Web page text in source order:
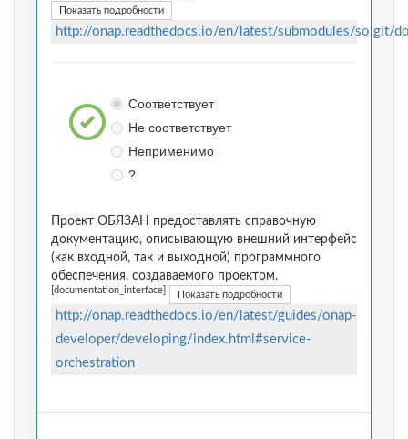
Показать подробности
http://onap.readthedocs.io/en/latest/submodules/so.git/
Соответствует
Не соответствует
Неприменимо
?
Проект ОБЯЗАН предоставлять справочную
документацию, описывающую внешний интерфейс
(как входной, так и выходной) программного
обеспечения, создаваемого проектом.
[documentation_interface] Показать подробности
http://onap.readthedocs.io/en/latest/guides/onap-
developer/developing/index.html#service-
orchestration